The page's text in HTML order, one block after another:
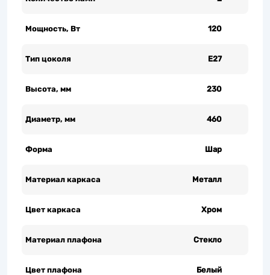
Мощность, Вт 120
Тип цоколя Е27
Высота, мм 230
Диаметр, мм 460
Форма Шар
Материал каркаса Металл
Цвет каркаса Хром
Материал плафона Стекло
Цвет плафона Белый